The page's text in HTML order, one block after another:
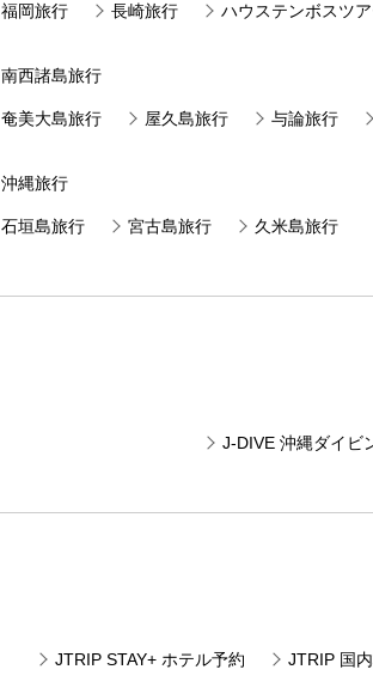
福岡旅行 長崎旅行 ハウステンボスツ
南西諸島旅行
奄美大島旅行 屋久島旅行 与論旅行
沖縄旅行
石垣島旅行 宮古島旅行 久米島旅行
J-DIVE 沖縄ダイビ
JTRIP STAY+ ホテル予約 JTRIP 国